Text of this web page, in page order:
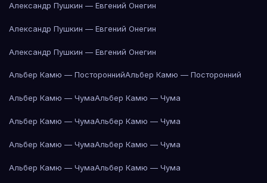
Александр Пушкин — Евгений Онегин
Александр Пушкин — Евгений Онегин
Александр Пушкин — Евгений Онегин
Альбер Камю — ПостороннийАльбер Камю — Посторонний
Альбер Камю — ЧумаАльбер Камю — Чума
Альбер Камю — ЧумаАльбер Камю — Чума
Альбер Камю — ЧумаАльбер Камю — Чума
Альбер Камю — ЧумаАльбер Камю — Чума